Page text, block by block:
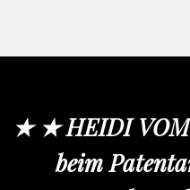
★ ★ HEIDI
beim